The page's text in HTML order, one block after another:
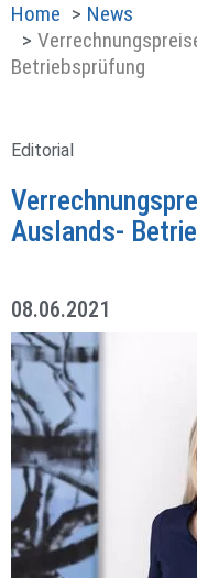
Home
News
Betriebsprüfung
Editorial
Auslands-
08.06.2021